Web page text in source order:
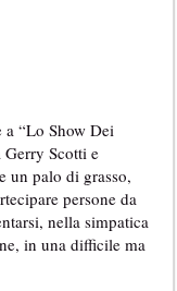
a “Lo Show Dei
Gerry Scotti e
un palo di grasso,
persone da
nella simpatica
in una difficile ma